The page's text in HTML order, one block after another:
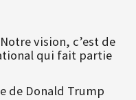
vision, c’est de
qui fait partie
de Donald Trump